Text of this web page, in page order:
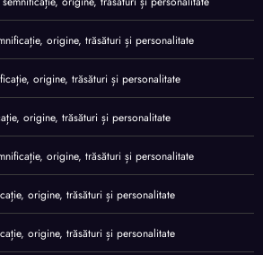
origine, trăsături și personalitate
origine, trăsături și personalitate
origine, trăsături și personalitate
origine, trăsături și personalitate
origine, trăsături și personalitate
origine, trăsături și personalitate